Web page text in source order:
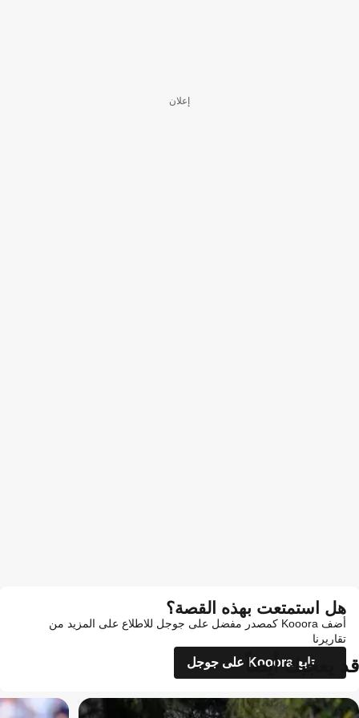
إعلان
هل استمتعت بهذه القصة؟
أضف Kooora كمصدر مفضل على جوجل للاطلاع على المزيد من
تقاريرنا
تابع Kooora على جوجل
قد يعجبك أيضاً